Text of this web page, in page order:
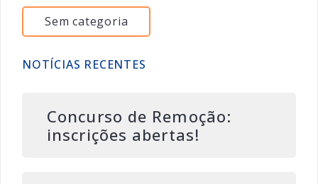
Sem categoria
NOTÍCIAS RECENTES
Concurso de Remoção:
inscrições abertas!